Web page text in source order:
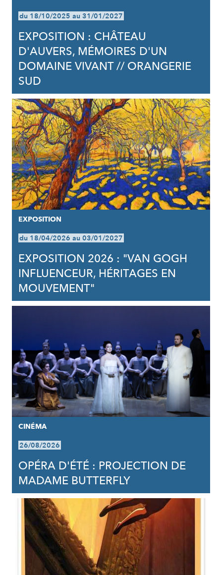
du 18/10/2025 au 31/01/2027
EXPOSITION : CHÂTEAU
D'AUVERS, MÉMOIRES D'UN
DOMAINE VIVANT // ORANGERIE
SUD
EXPOSITION
du 18/04/2026 au 03/01/2027
EXPOSITION 2026 : "VAN GOGH
INFLUENCEUR, HÉRITAGES EN
MOUVEMENT"
CINÉMA
26/08/2026
OPÉRA D'ÉTÉ : PROJECTION DE
MADAME BUTTERFLY